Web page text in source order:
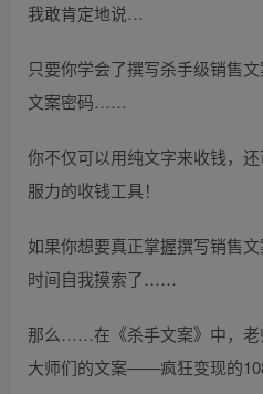
我敢肯定地说…
只要你学会了撰写杀手级销售
文案密码……
你不仅可以用纯文字来收钱，
服力的收钱工具！
如果你想要真正掌握撰写销售
时间自我摸索了……
那么……在《杀手文案》中，老
大师们的文案——疯狂变现的